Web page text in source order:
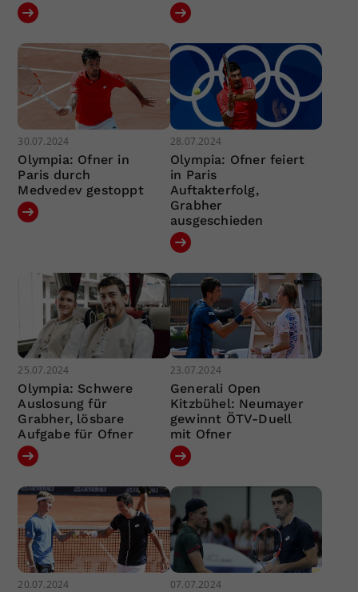
30.07.2024
Olympia: Ofner in
Paris durch
Medvedev gestoppt
28.07.2024
Olympia: Ofner feiert
in Paris
Auftakterfolg,
Grabher
ausgeschieden
25.07.2024
Olympia: Schwere
Auslosung für
Grabher, lösbare
Aufgabe für Ofner
23.07.2024
Generali Open
Kitzbühel: Neumayer
gewinnt ÖTV-Duell
mit Ofner
20.07.2024 07.07.2024